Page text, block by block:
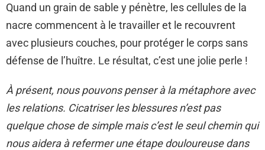
Quand un grain de sable y pénètre, les cellules de la
nacre commencent à le travailler et le recouvrent
avec plusieurs couches, pour protéger le corps sans
défense de l’huître. Le résultat, c’est une jolie perle !
À présent, nous pouvons penser à la métaphore avec
les relations. Cicatriser les blessures n’est pas
quelque chose de simple mais c’est le seul chemin qui
nous aidera à refermer une étape douloureuse dans